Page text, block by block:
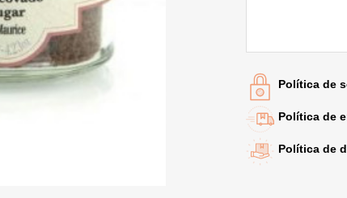
Política de
Política de
Política de